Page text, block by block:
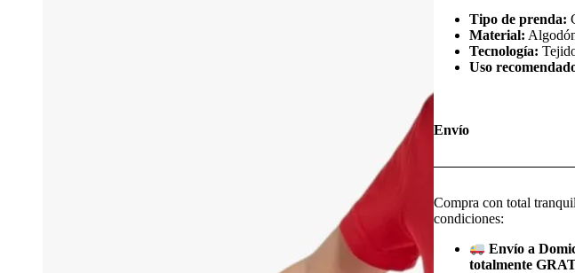
Tipo de prenda:
Material:
Tecnología:
Uso
Envío
Compra con total
condiciones:
Envío a
totalmente